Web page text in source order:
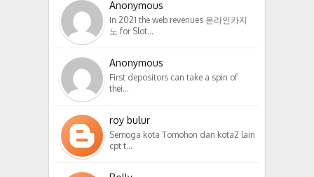
Anonymous
In 2021 the web revenues 온라인카지
노 for Slot…
Anonymous
First depositors can take a spin of
thei…
roy bulur
Semoga kota Tomohon dan kota2 lain
cpt t…